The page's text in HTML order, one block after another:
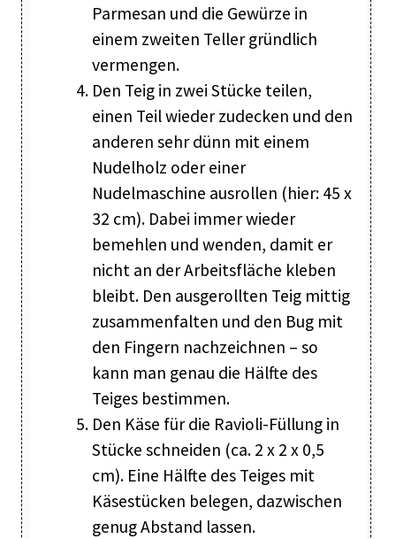
Parmesan und die Gewürze in
einem zweiten Teller gründlich
vermengen.
Den Teig in zwei Stücke teilen,
einen Teil wieder zudecken und den
anderen sehr dünn mit einem
Nudelholz oder einer
Nudelmaschine ausrollen (hier: 45 x
32 cm). Dabei immer wieder
bemehlen und wenden, damit er
nicht an der Arbeitsfläche kleben
bleibt. Den ausgerollten Teig mittig
zusammenfalten und den Bug mit
den Fingern nachzeichnen – so
kann man genau die Hälfte des
Teiges bestimmen.
Den Käse für die Ravioli-Füllung in
Stücke schneiden (ca. 2 x 2 x 0,5
cm). Eine Hälfte des Teiges mit
Käsestücken belegen, dazwischen
genug Abstand lassen.